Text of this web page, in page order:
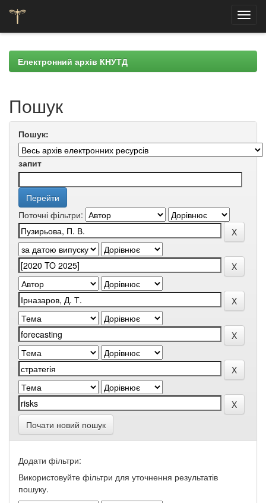
navigationЕлектронний архів КНУТД
Пошук
Пошук:
запит
Поточні фільтри:
Почати новий пошук
Додати фільтри:
Використовуйте фільтри для уточнення результатів
пошуку.